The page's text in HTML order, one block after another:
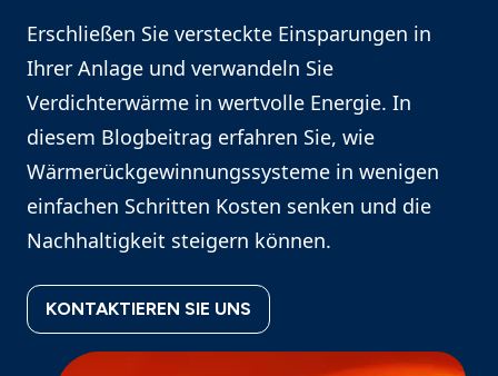
Erschließen Sie versteckte Einsparungen in
Ihrer Anlage und verwandeln Sie
Verdichterwärme in wertvolle Energie. In
diesem Blogbeitrag erfahren Sie, wie
Wärmerückgewinnungssysteme in wenigen
einfachen Schritten Kosten senken und die
Nachhaltigkeit steigern können.
KONTAKTIEREN SIE UNS